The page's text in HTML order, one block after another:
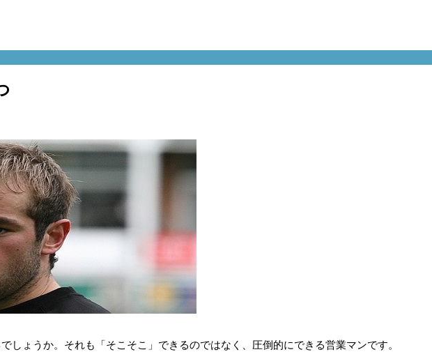
しょうか。それも「そこそこ」できるのではなく、圧倒的にできる営業マンです。